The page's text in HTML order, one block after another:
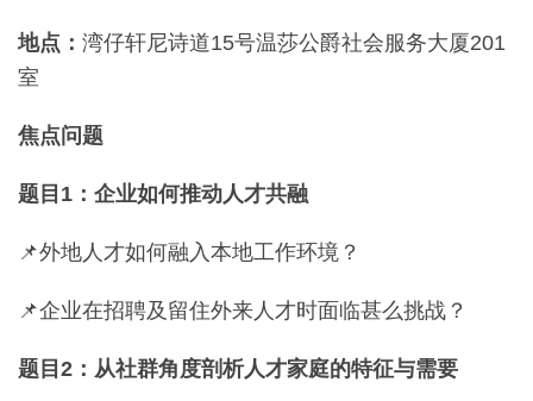
地点： 湾仔轩尼诗道15号温莎公爵社会服务大厦201
室
焦点问题
题目1：企业如何推动人才共融
📌外地人才如何融入本地工作环境？
📌企业在招聘及留住外来人才时面临甚么挑战？
题目2：从社群角度剖析人才家庭的特征与需要